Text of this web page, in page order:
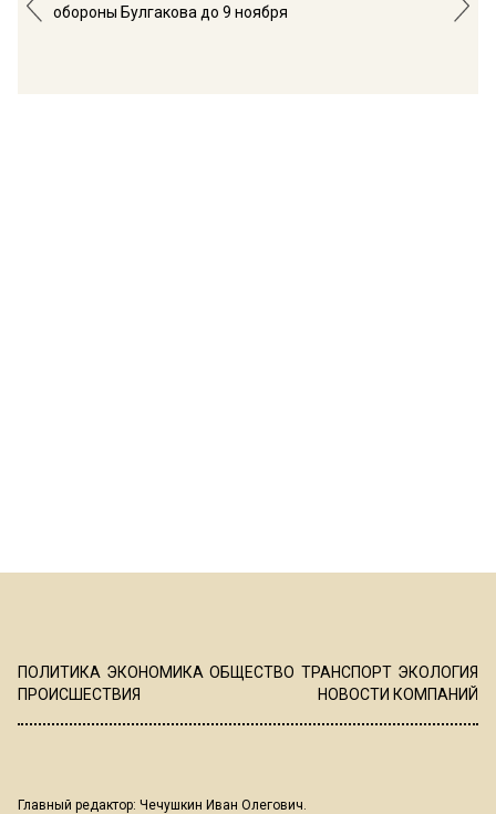
обороны Булгакова до 9 ноября
ПОЛИТИКА ЭКОНОМИКА ОБЩЕСТВО ТРАНСПОРТ ЭКОЛОГИЯ
ПРОИСШЕСТВИЯ
НОВОСТИ КОМПАНИЙ
Главный редактор: Чечушкин Иван Олегович.